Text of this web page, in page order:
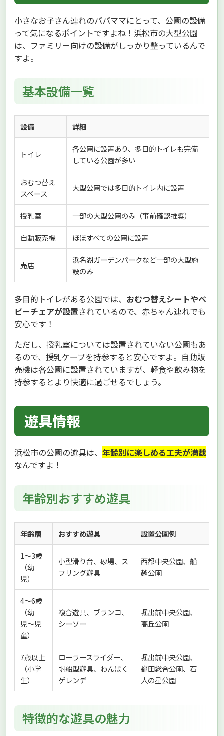
小さなお子さん連れのパパママにとって、公園の設備
って気になるポイントですよね！浜松市の大型公園
は、ファミリー向けの設備がしっかり整っているんで
すよ。
基本設備一覧
設備 詳細
トイレ
各公園に設置あり、多目的トイレも完備
している公園が多い
おむつ替え
スペース
大型公園では多目的トイレ内に設置
授乳室 一部の大型公園のみ（事前確認推奨）
自動販売機 ほぼすべての公園に設置
売店
浜名湖ガーデンパークなど一部の大型施
設のみ
多目的トイレがある公園では、 おむつ替えシートやベ
ビーチェアが設置されているので、赤ちゃん連れでも
安心です！
ただし、授乳室については設置されていない公園もあ
るので、授乳ケープを持参すると安心ですよ。自動販
売機は各公園に設置されていますが、軽食や飲み物を
持参するとより快適に過ごせるでしょう。
遊具情報
浜松市の公園の遊具は、 年齢別に楽しめる工夫が満載
なんですよ！
年齢別おすすめ遊具
年齢層 おすすめ遊具 設置公園例
1〜3歳
（幼
児）
小型滑り台、砂場、ス
プリング遊具
西都中央公園、船
越公園
4〜6歳
（幼
児〜児
童）
複合遊具、ブランコ、
シーソー
堀出前中央公園、
高丘公園
7歳以上
（小学
生）
ローラースライダー、
帆船型遊具、わんぱく
ゲレンデ
堀出前中央公園、
都田総合公園、石
人の星公園
特徴的な遊具の魅力